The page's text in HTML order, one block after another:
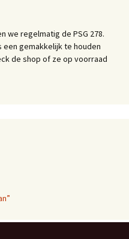
we regelmatig de PSG 278.
een gemakkelijk te houden
de shop of ze op voorraad